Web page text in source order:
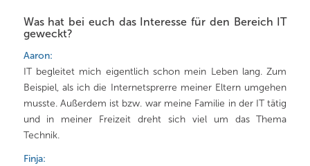
Was hat bei euch das Interesse für den Bereich IT
geweckt?
Aaron:
IT begleitet mich eigentlich schon mein Leben lang. Zum
Beispiel, als ich die Internetsprerre meiner Eltern umgehen
musste. Außerdem ist bzw. war meine Familie in der IT tätig
und in meiner Freizeit dreht sich viel um das Thema
Technik.
Finja: